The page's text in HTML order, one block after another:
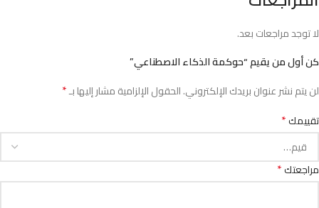
لا توجد مراجعات بعد.
كن أول من يقيم “حوكمة الذكاء الاصطناعي”
لن يتم نشر عنوان بريدك الإلكتروني.الحقول الإلزامية مشار إليها بـ*
تقييمك*
مراجعتك*